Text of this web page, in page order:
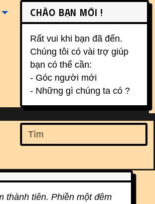
navigation, etc.
Chào bạn mới !
Rất vui khi bạn đã đến.
Chúng tôi có vài trợ giúp
bạn có thể cần:
- Góc người mới
- Những gì chúng ta có ?
and related
thành tiên. Phiền một đêm